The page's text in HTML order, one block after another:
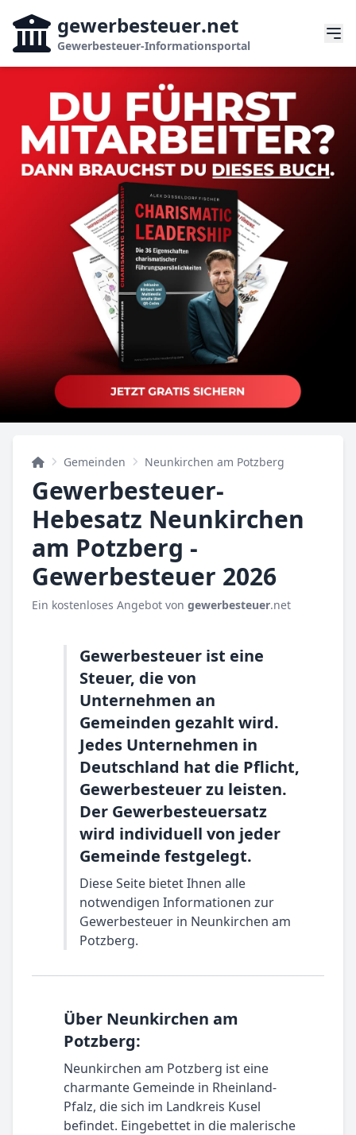
gewerbesteuer.net
Gewerbesteuer-Informationsportal
Gemeinden Neunkirchen am Potzberg
Gewerbesteuer-
Hebesatz Neunkirchen
am Potzberg -
Gewerbesteuer 2026
Ein kostenloses Angebot von gewerbesteuer.net
Gewerbesteuer ist eine
Steuer, die von
Unternehmen an
Gemeinden gezahlt wird.
Jedes Unternehmen in
Deutschland hat die Pflicht,
Gewerbesteuer zu leisten.
Der Gewerbesteuersatz
wird individuell von jeder
Gemeinde festgelegt.
Diese Seite bietet Ihnen alle
notwendigen Informationen zur
Gewerbesteuer in Neunkirchen am
Potzberg.
Über Neunkirchen am
Potzberg:
Neunkirchen am Potzberg ist eine
charmante Gemeinde in Rheinland-
Pfalz, die sich im Landkreis Kusel
befindet. Eingebettet in die malerische